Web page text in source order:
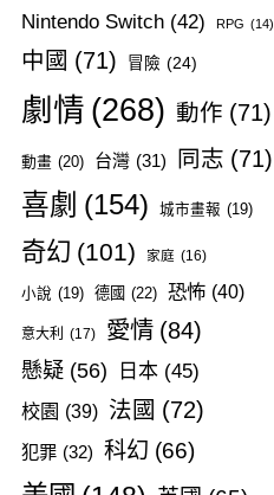
Nintendo Switch (42) RPG (14)
中國 (71) 冒險 (24)
劇情 (268) 動作 (71)
動畫 (20) 台灣 (31) 同志 (71)
喜劇 (154) 城市畫報 (19)
奇幻 (101) 家庭 (16)
小說 (19) 德國 (22) 恐怖 (40)
意大利 (17) 愛情 (84)
懸疑 (56) 日本 (45)
校園 (39) 法國 (72)
犯罪 (32) 科幻 (66)